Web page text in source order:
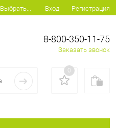
Выбрать... Вход Регистрация
8-800-350-11-75
Заказать звонок
0